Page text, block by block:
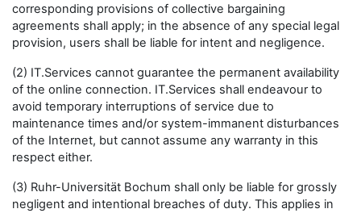
corresponding provisions of collective bargaining
agreements shall apply; in the absence of any special legal
provision, users shall be liable for intent and negligence.
(2) IT.Services cannot guarantee the permanent availability
of the online connection. IT.Services shall endeavour to
avoid temporary interruptions of service due to
maintenance times and/or system-immanent disturbances
of the Internet, but cannot assume any warranty in this
respect either.
(3) Ruhr-Universität Bochum shall only be liable for grossly
negligent and intentional breaches of duty. This applies in